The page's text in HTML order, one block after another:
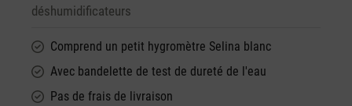
déshumidificateurs
Comprend un petit hygromètre Selina blanc
Avec bandelette de test de dureté de l'eau
Pas de frais de livraison